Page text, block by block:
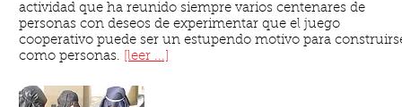
actividad que ha reunido siempre varios centenares de
personas con deseos de experimentar que el juego
cooperativo puede ser un estupendo motivo para
como personas.
[leer ...]